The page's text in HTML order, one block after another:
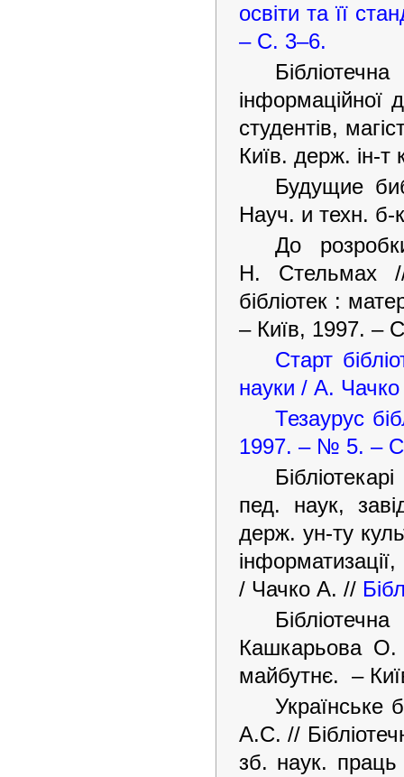
освіти та її
– С. 3–6.
інформаційної
студентів,
Київ. держ. ін-т
Будущие
Науч. и техн.
До
Н. Стельмах //
бібліотек :
– Київ, 1997. –
Старт
науки / А.
Тезаурус
1997. – № 5. –
пед. наук,
держ. ун-ту
/ Чачко А. //
Кашкарьова О.
майбутнє. –
Українське
А.С. //
зб. наук.